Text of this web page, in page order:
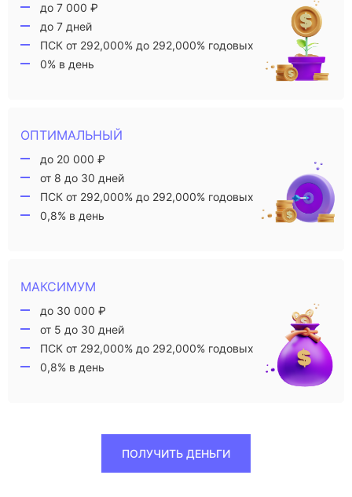
до 7 000 ₽
до 7 дней
ПСК от 292,000% до 292,000% годовых
0% в день
ОПТИМАЛЬНЫЙ
до 20 000 ₽
от 8 до 30 дней
ПСК от 292,000% до 292,000% годовых
0,8% в день
МАКСИМУМ
до 30 000 ₽
от 5 до 30 дней
ПСК от 292,000% до 292,000% годовых
0,8% в день
ПОЛУЧИТЬ ДЕНЬГИ